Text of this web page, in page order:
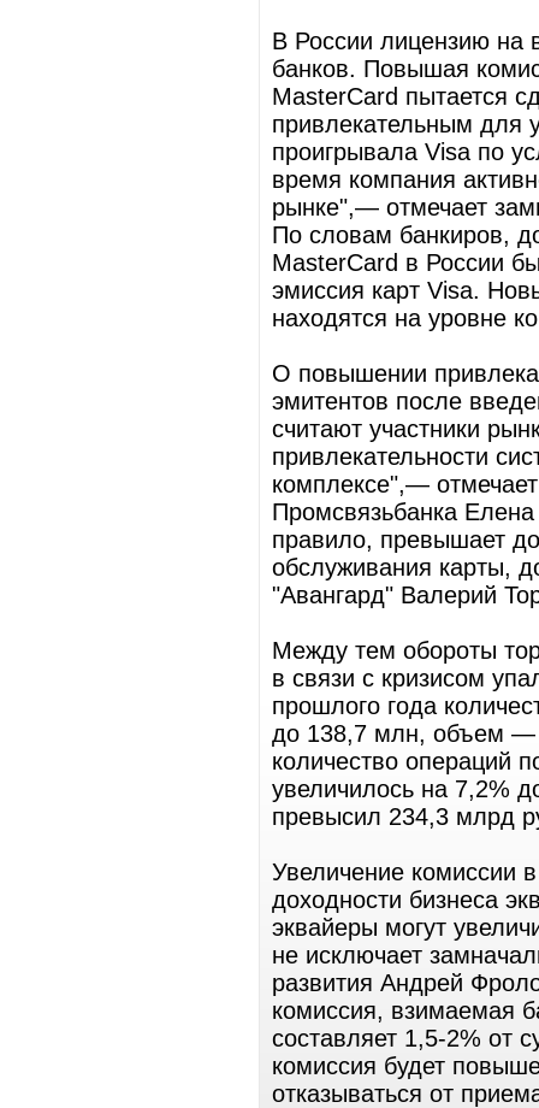
В России лицензию на
банков. Повышая
MasterCard пытается
привлекательным для
проигрывала Visa по
время компания
рынке",— отмечает
По словам банкиров,
MasterCard в России
эмиссия карт Visa.
находятся на уровне
О повышении
эмитентов после
считают участники
привлекательности
комплексе",—
Промсвязьбанка
правило, превышает
обслуживания карты,
"Авангард" Валерий
Между тем обороты
в связи с кризисом
прошлого года
до 138,7 млн, объем —
количество операций
увеличилось на 7,2%
превысил 234,3 млрд
Увеличение комиссии
доходности бизнеса
эквайеры могут
не исключает
развития Андрей
комиссия, взимаемая
составляет 1,5-2% от
комиссия будет
отказываться от